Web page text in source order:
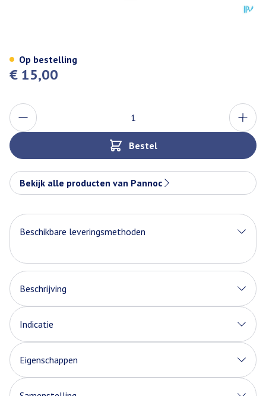
€ 15,00
Aantal
Bestel
Op bestelling
Bekijk alle producten van Pannoc
Beschikbare leveringsmethoden
Beschrijving
Indicatie
Eigenschappen